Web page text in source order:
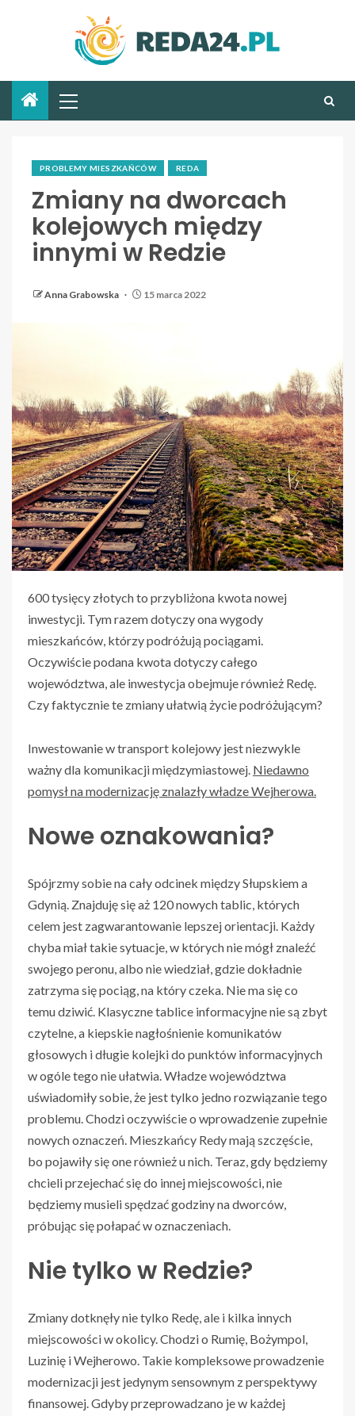
PROBLEMY MIESZKAŃCÓW REDA
Zmiany na dworcach
kolejowych między
innymi w Redzie
Anna Grabowska 15 marca 2022
600 tysięcy złotych to przybliżona kwota nowej
inwestycji. Tym razem dotyczy ona wygody
mieszkańców, którzy podróżują pociągami.
Oczywiście podana kwota dotyczy całego
województwa, ale inwestycja obejmuje również Redę.
Czy faktycznie te zmiany ułatwią życie podróżującym?
Inwestowanie w transport kolejowy jest niezwykle
ważny dla komunikacji międzymiastowej. Niedawno
pomysł na modernizację znalazły władze Wejherowa.
Nowe oznakowania?
Spójrzmy sobie na cały odcinek między Słupskiem a
Gdynią. Znajduję się aż 120 nowych tablic, których
celem jest zagwarantowanie lepszej orientacji. Każdy
chyba miał takie sytuacje, w których nie mógł znaleźć
swojego peronu, albo nie wiedział, gdzie dokładnie
zatrzyma się pociąg, na który czeka. Nie ma się co
temu dziwić. Klasyczne tablice informacyjne nie są zbyt
czytelne, a kiepskie nagłośnienie komunikatów
głosowych i długie kolejki do punktów informacyjnych
w ogóle tego nie ułatwia. Władze województwa
uświadomiły sobie, że jest tylko jedno rozwiązanie tego
problemu. Chodzi oczywiście o wprowadzenie zupełnie
nowych oznaczeń. Mieszkańcy Redy mają szczęście,
bo pojawiły się one również u nich. Teraz, gdy będziemy
chcieli przejechać się do innej miejscowości, nie
będziemy musieli spędzać godziny na dworców,
próbując się połapać w oznaczeniach.
Nie tylko w Redzie?
Zmiany dotknęły nie tylko Redę, ale i kilka innych
miejscowości w okolicy. Chodzi o Rumię, Bożympol,
Luzinię i Wejherowo. Takie kompleksowe prowadzenie
modernizacji jest jedynym sensownym z perspektywy
finansowej. Gdyby przeprowadzano je w każdej